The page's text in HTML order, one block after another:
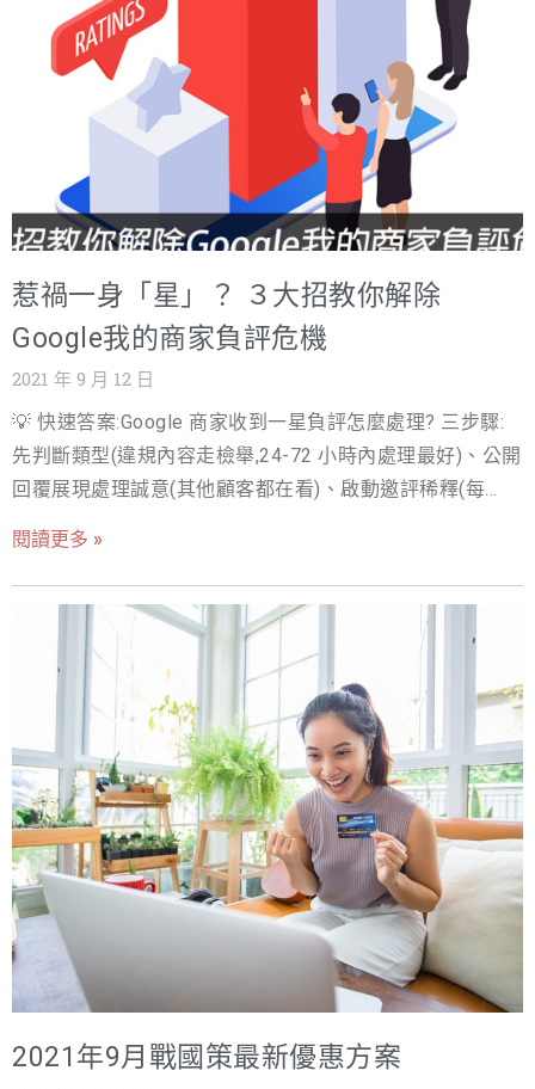
式產生流量，透過SEO搜尋引擎的優化，可以說是划算許
多。 SEO搜尋引擎優化該可以自己做嗎? SEO可以自己做
嗎?答案是可以的。 若是企業中擁有以下資源： 1.網站前
端、後端工程師 2.熟悉SEO關鍵字規劃的文案或行銷人員
不是就會想試試看呢？這就是口碑的力量，花再多錢打廣
告，也不一定比信任的人推薦有力道，因為我們對陌生店家
沒有信任感，覺得他們只是要想拿我們口袋中的錢，才說他
們家的產品好。因此口碑行銷，可以提升再多曝光都比不上
的信任感。 ▲比起品牌的形象廣告，我們更容易信任朋友口
碑推薦。 網紅行銷KOL不可忽視的影響力 現代人常常在網路
上瀏覽自己有興趣的主題，看看在Google搜尋上排名前面的
部落客文章、滑滑IG看著網美PO生活覺得很療癒，以及觀看
Youtube上很有創意的影片，會發現在網路上幾乎應有盡有，
總是有辦法找到自己喜歡的主題：看別人旅遊吃東西、無俚
頭的短劇、各領域教學課程以及投資理財等，只要是你能想
到的，不管是放鬆娛樂認真學習，幾乎都會有相關的內容，
也會找到自己喜歡追蹤的對象。 當觀看的人越來越多，被觀
看的人漸漸地就有了影響力，說的話很多人認同，就成了意
見領袖(英文Key Opinion Leader簡稱KOL)，默默地，他們影
響很多人消費的決定。本來人總會互相影響聚在一起，特別
在社群媒體上，人人有機會被更多陌生人看見，用各自的觀
念經驗說服想法相似的人，大家不再僅受主流媒體的單方面
操作左右。而在疫情下，這些KOL獲得了更多的關注，因此
當我們想在網路上推廣品牌時，懂得借助KOL的力量，用他
們的口碑推薦產品，就是很大的利器。 ▲運用KOL的力量，
可以為品牌建立良好的形象與口碑聲量。 找KOL不可不知的
重點 在做KOL的口碑行銷時，一定要了解KOL的影響力從何
而來，才能精準地找到合適的合作對象，同時我們也要釐清
正要執行的案子目的是甚麼。如果是要壓加曝光量，那就找
惹禍一身「星」？ ３大招教你解除
Google我的商家負評危機
2021 年 9 月 12 日
💡 快速答案:Google 商家收到一星負評怎麼處理? 三步驟:
先判斷類型(違規內容走檢舉,24-72 小時內處理最好)、公開
回覆展現處理誠意(其他顧客都在看)、啟動邀評稀釋(每月
被停權的代價遠大於幾顆星。 常見問題 FAQ 什麼樣的負評
檢舉會成功? 非消費者、廣告、辱罵騷擾、利益衝突(前員
工/同業)— 檢舉時附證據說明違反哪條政策,成功率大增。
負評回覆的公式? 感謝回饋+具體回應問題+補救方案+線下
聯繫邀請,100 字內。情緒性辯解是二次災難。 星等從 3.9
拉回 4.3 要多久? 看基數:100 則評論的店,月增 20 則五星約
2-3 個月;基數越大越要耐心,重點是止血(服務問題根治)。
延伸閱讀與相關服務 負評對公司的影響與對策 負評合規處
理完整解法 Google 商家經營 關於戰國策集團(NSS Group)
成立於 2000 年、總部位於台北的一站式網路服務公司,提
供網頁設計、虛擬主機、雲端代管、GPU 主機(NVIDIA
H100)、SEO / AI SEO、口碑行銷與 AI 導入服務。26 年來
服務超過 30,000 家企業客戶、1,200+ 家經銷商,機房遍及
40 國。免費專線 0800-003-191|LINE
閱讀更多 »
2021年9月戰國策最新優惠方案